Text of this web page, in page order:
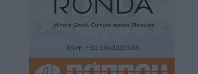
Τοπικές Ειδήσεις πριν 28 λεπτά
με «όχημα» το Μουντιάλ
Ειδήσεις• πριν 30 λεπτά